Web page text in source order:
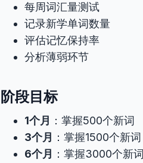
每周词汇量测试
记录新学单词数量
评估记忆保持率
分析薄弱环节
阶段目标
1个月
：掌握500个新词
3个月
：掌握1500个新词
6个月
：掌握3000个新词